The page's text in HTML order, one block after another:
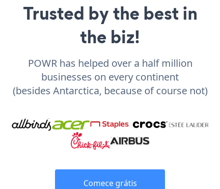
Trusted by the best in
the biz!
POWR has helped over a half million
businesses on every continent
(besides Antarctica, because of course not)
Comece grátis